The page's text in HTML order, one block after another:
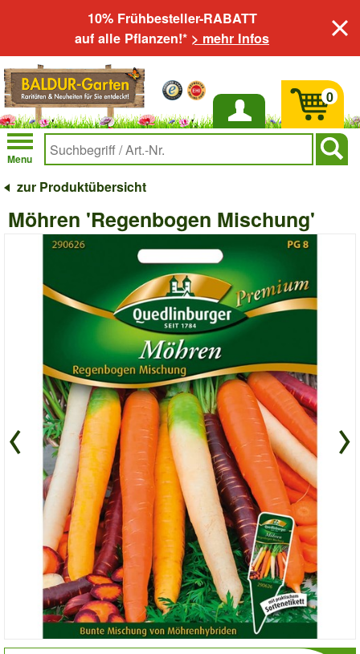
10% Frühbesteller-RABATT
auf alle Pflanzen!* > mehr Infos
Anmelden
Menu
0
zur Produktübersicht
Möhren 'Regenbogen Mischung'